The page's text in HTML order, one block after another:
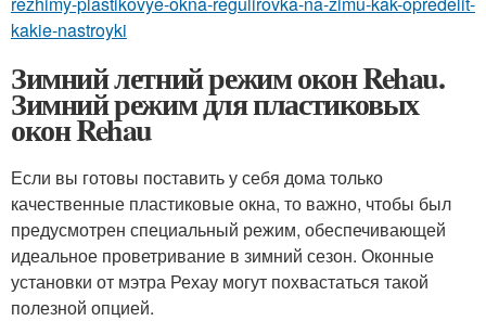
kakie-nastroyki
Зимний летний режим окон Rehau.
Зимний режим для пластиковых
окон Rehau
Если вы готовы поставить у себя дома только
качественные пластиковые окна, то важно, чтобы был
предусмотрен специальный режим, обеспечивающей
идеальное проветривание в зимний сезон. Оконные
установки от мэтра Рехау могут похвастаться такой
полезной опцией.